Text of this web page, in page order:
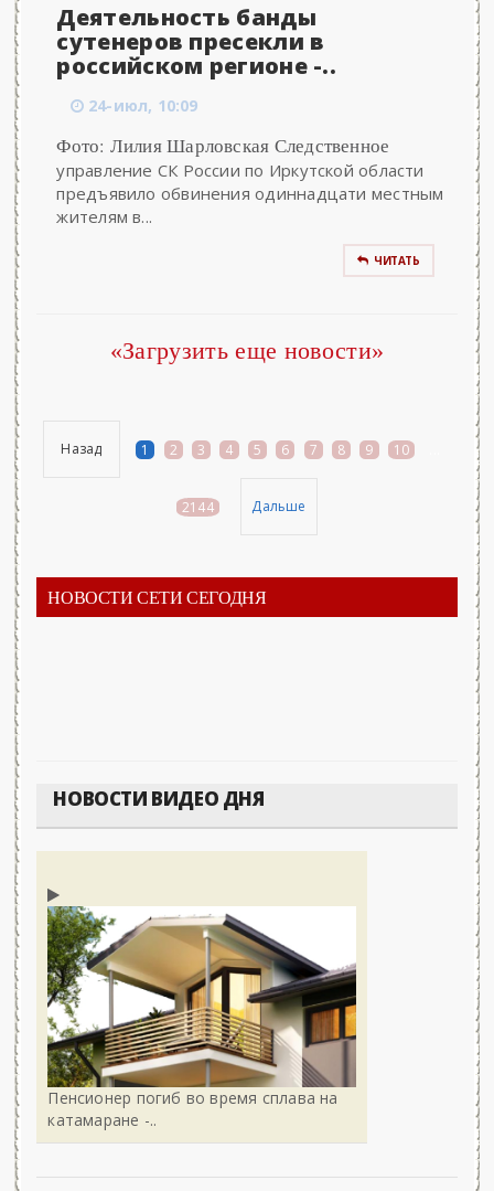
Деятельность банды
сутенеров пресекли в
российском регионе -..
24-июл, 10:09
Фото: Лилия Шарловская Следственное
управление СК России по Иркутской области
предъявило обвинения одиннадцати местным
жителям в...
ЧИТАТЬ
«Загрузить еще новости»
Назад 1 2 3 4 5 6 7 8 9 10
2144 Дальше
НОВОСТИ СЕТИ СЕГОДНЯ
НОВОСТИ ВИДЕО ДНЯ
Пенсионер погиб во время сплава на
катамаране -..